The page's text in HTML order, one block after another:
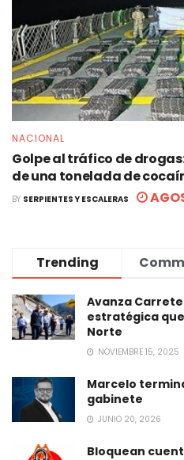
NACIONAL
Golpe al tráfico de
de una tonelada de
BY SERPIENTES Y ESCALERAS
Trending
Avanza
estratégica
Norte
NOVIEMBRE 15, 2025
Marcelo
gabinete
JUNIO 20, 2026
Bloquean